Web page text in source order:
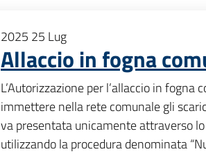
2025 25 Lug
Allaccio in fogna
L’Autorizzazione per l’allaccio in
immettere nella rete comunale gli
va presentata unicamente attraverso
utilizzando la procedura denominata